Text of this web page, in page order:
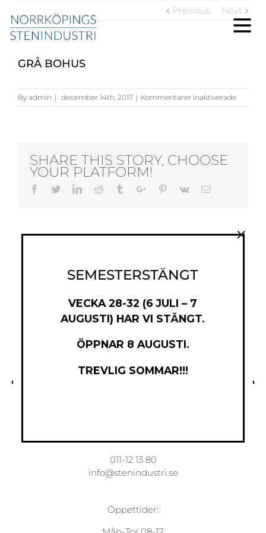
Previous Next
GRÅ BOHUS
By admin | december 14th, 2017 | Kommentarer inaktiveradeför
Grå
SHARE THIS STORY, CHOOSE
YOUR PLATFORM!
Facebook
TwitterLinkedinReddit TumblrGoogle+Pinterest
Vk Email
011-12 13 80
info@stenindustri.se
Öppettider:
SEMESTERSTÄNGT
VECKA 28-32 (6 JULI – 7
AUGUSTI) HAR VI STÄNGT.
ÖPPNAR 8 AUGUSTI.
TREVLIG SOMMAR!!!
×